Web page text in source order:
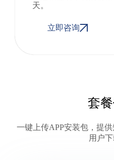
天。
立即咨询
套
一键上传APP安装包，提
用户